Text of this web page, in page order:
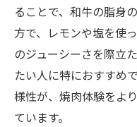
ることで、和牛の脂身
方で、レモンや塩を使
のジューシーさを際立
たい人に特におすすめ
様性が、焼肉体験をよ
ています。